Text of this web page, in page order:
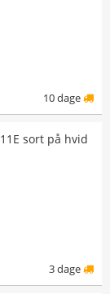
10 dage
sort på hvid
3 dage